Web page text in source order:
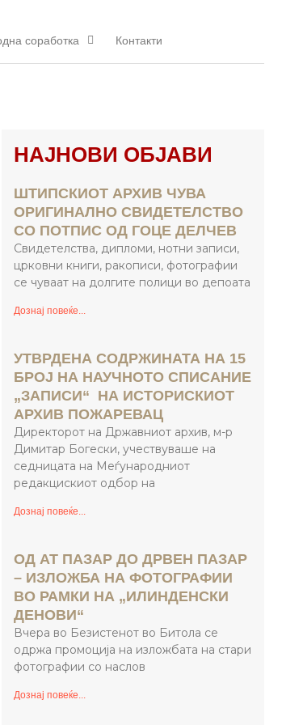
соработка Контакти
НАЈНОВИ ОБЈАВИ
ШТИПСКИОТ АРХИВ ЧУВА
ОРИГИНАЛНО СВИДЕТЕЛСТВО
СО ПОТПИС ОД ГОЦЕ ДЕЛЧЕВ
Свидетелства, дипломи, нотни записи,
црковни книги, ракописи, фотографии
се чуваат на долгите полици во депоата
Дознај повеќе...
УТВРДЕНА СОДРЖИНАТА НА 15
БРОЈ НА НАУЧНОТО СПИСАНИЕ
„ЗАПИСИ“ НА ИСТОРИСКИОТ
АРХИВ ПОЖАРЕВАЦ
Директорот на Државниот архив, м-р
Димитар Богески, учествуваше на
седницата на Меѓународниот
редакцискиот одбор на
Дознај повеќе...
ОД АТ ПАЗАР ДО ДРВЕН ПАЗАР
– ИЗЛОЖБА НА ФОТОГРАФИИ
ВО РАМКИ НА „ИЛИНДЕНСКИ
ДЕНОВИ“
Вчера во Безистенот во Битола се
одржа промоција на изложбата на стари
фотографии со наслов
Дознај повеќе...